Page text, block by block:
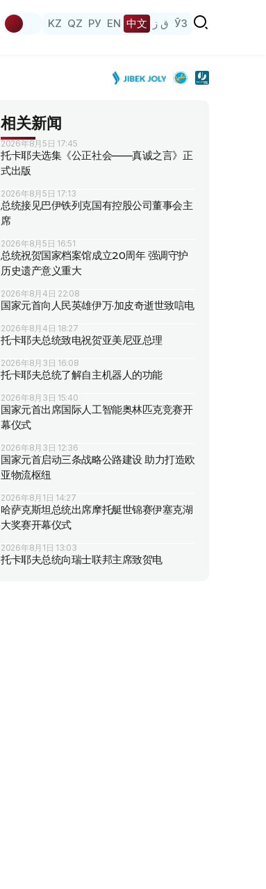
KZ QZ РУ EN 中文 ق ز ЎЗ
相关新闻
2026年8月5日 17:45
托卡耶夫选集《公正社会——真诚之言》正
式出版
2026年8月5日 17:13
总统接见巴伊铁列克国有控股公司董事会主
席
2026年8月5日 16:51
总统祝贺国家档案馆成立20周年 强调守护
历史遗产意义重大
2026年8月4日 22:08
国家元首向人民英雄伊万·加皮奇逝世致唁电
2026年8月4日 18:27
托卡耶夫总统致电祝贺亚美尼亚总理
2026年8月3日 16:08
托卡耶夫总统了解自主机器人的功能
2026年8月3日 15:40
国家元首出席国际人工智能奥林匹克竞赛开
幕仪式
2026年8月3日 12:36
国家元首启动三条战略公路建设 助力打造欧
亚物流枢纽
2026年8月1日 14:27
哈萨克斯坦总统出席摩托艇世锦赛伊塞克湖
大奖赛开幕仪式
2026年8月1日 13:03
托卡耶夫总统向瑞士联邦主席致贺电